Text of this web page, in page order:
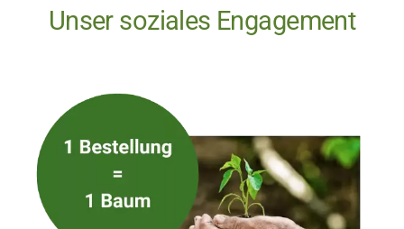
Unser soziales Engagement